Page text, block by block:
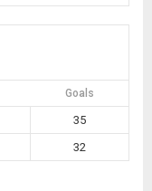
Goals
35
32